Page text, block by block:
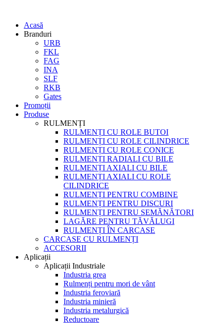
Acasă
Branduri
URB
FKL
FAG
INA
SLF
RKB
Gates
Promoții
Produse
RULMENȚI
RULMENȚI CU ROLE BUTOI
RULMENȚI CU ROLE CILINDRICE
RULMENȚI CU ROLE CONICE
RULMENȚI RADIALI CU BILE
RULMENȚI AXIALI CU BILE
RULMENȚI AXIALI CU ROLE
CILINDRICE
RULMENȚI PENTRU COMBINE
RULMENȚI PENTRU DISCURI
RULMENȚI PENTRU SEMĂNĂTORI
LAGĂRE PENTRU TĂVĂLUGI
RULMENȚI ÎN CARCASE
CARCASE CU RULMENȚI
ACCESORII
Aplicații
Aplicații Industriale
Industria grea
Rulmenți pentru mori de vânt
Industria feroviară
Industria minieră
Industria metalurgică
Reductoare